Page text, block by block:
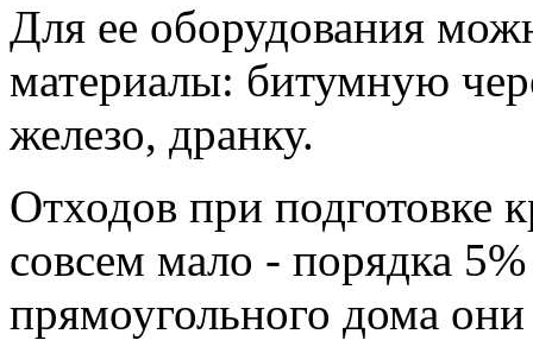
Для ее оборудования
материалы: битумную
железо, дранку.
Отходов при подготовке
совсем мало - порядка
прямоугольного дома